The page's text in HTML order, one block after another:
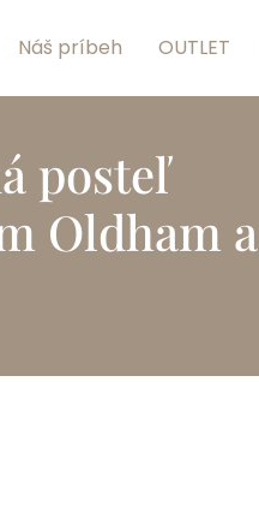
Náš príbeh OUTLET
posteľ
Oldham a